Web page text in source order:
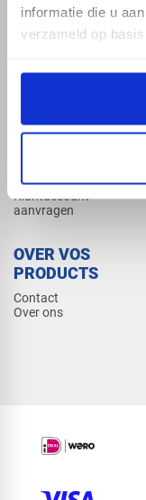
informatie die u
verzameld op
Hemelwaterafvoer
Drukleiding
Beregening
Dak en gevel
Klantaccount
aanvragen
OVER VOS
PRODUCTS
Contact
Over ons